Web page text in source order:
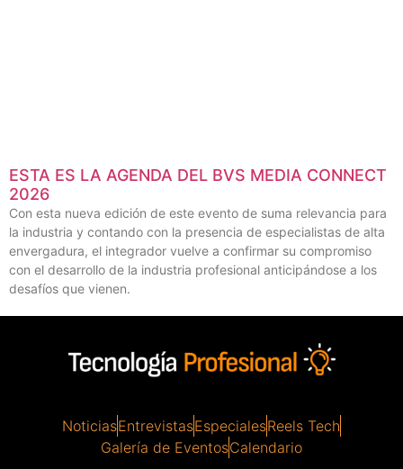
ESTA ES LA AGENDA DEL BVS MEDIA CONNECT
2026
Con esta nueva edición de este evento de suma relevancia para
la industria y contando con la presencia de especialistas de alta
envergadura, el integrador vuelve a confirmar su compromiso
con el desarrollo de la industria profesional anticipándose a los
desafíos que vienen.
NoticiasEntrevistasEspecialesReels Tech
Galería de EventosCalendario